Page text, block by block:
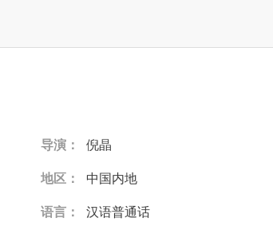
导演： 倪晶
地区： 中国内地
语言： 汉语普通话